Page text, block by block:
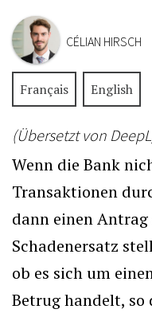
CÉLIAN HIRSCH
Français English
(Übersetzt von
Wenn die Bank
Transaktionen
dann einen
Schadenersatz
ob es sich um
Betrug handelt, so